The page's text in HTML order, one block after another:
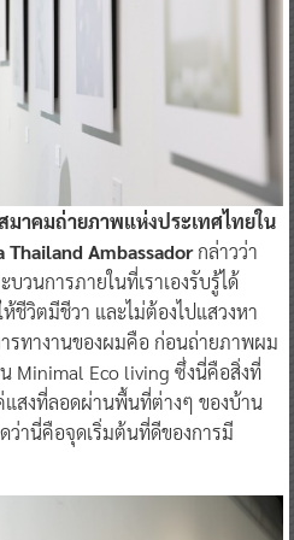
าคมถ่ายภาพแห่งประเทศไทยใน
Ambassadorกล่าวว่า
วนการภายในที่เราเองรับรู้ได้
วิตมีชีวา และไม่ต้องไปแสวงหา
รทางานของผมคือ ก่อนถ่ายภาพผม
Minimal Eco living ซึ่งนี่คือสิ่งที่
สงที่ลอดผ่านพื้นที่ต่างๆ ของบ้าน
ว่านี่คือจุดเริ่มต้นที่ดีของการมี